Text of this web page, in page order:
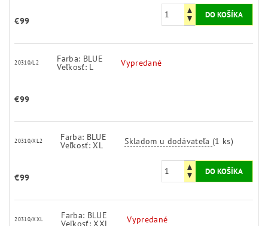
€99
20310/L2 Farba: BLUE
Veľkosť: L Vypredané
€99
20310/XL2 Farba: BLUE
Veľkosť: XL Skladom u dodávateľa(1 ks)
€99
20310/XXL Farba: BLUE
Veľkosť: XXL Vypredané